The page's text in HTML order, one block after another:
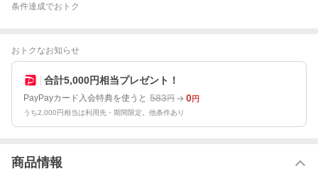
条件達成でおトク
おトクなお知らせ
合計5,000円相当プレゼント！
PayPayカード入会特典を使うと 583円 0円
うち2,000円相当は利用先・期間限定。他条件あり
商品情報